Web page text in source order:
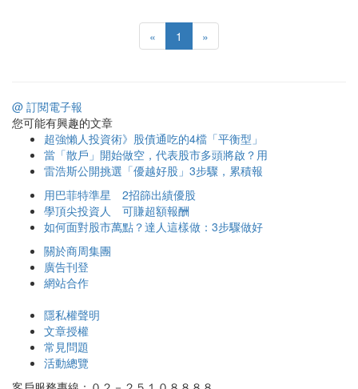
« 1 »
@ 訂閱電子報
您可能有興趣的文章
超強懶人投資術》股債通吃的4檔「平衡型」
當「散戶」開始做空，代表股市多頭將啟？用
雷浩斯公開挑選「優越好股」3步驟，累積報
用巴菲特準星 2招篩出績優股
學頂尖投資人 可賺超額報酬
如何面對股市萬點？達人這樣做：3步驟做好
關於商周集團
廣告刊登
網站合作
隱私權聲明
文章授權
常見問題
活動總覽